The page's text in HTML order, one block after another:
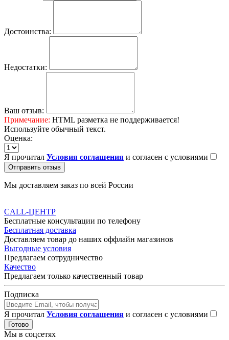
Достоинства:
Недостатки:
Ваш отзыв:
Примечание: HTML разметка не поддерживается!
Используйте обычный текст.
Оценка:
Я прочитал Условия соглашения и согласен с условиями
Отправить отзыв
Мы доставляем заказ по всей России
CALL-ЦЕНТР
Бесплатные консультации по телефону
Бесплатная доставка
Доставляем товар до наших оффлайн магазинов
Выгодные условия
Предлагаем сотрудничество
Качество
Предлагаем только качественный товар
Подписка
Я прочитал Условия соглашения и согласен с условиями
Готово
Мы в соцсетях